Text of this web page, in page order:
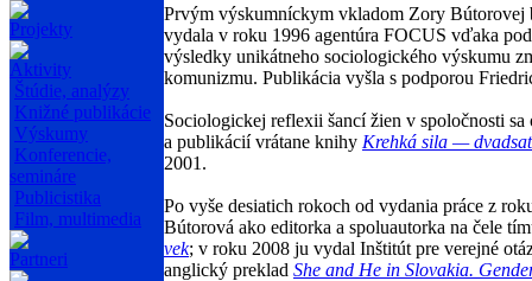
Projekty
Aktivity
Štúdie, analýzy
Knižné publikácie
Výskumy
Konferencie,
semináre
Publicistika
Film, multimedia
Partneri
Prvým výskumníckym vkladom Zory Bútorovej
vydala v roku 1996 agentúra FOCUS vďaka
výsledky unikátneho sociologického výskumu
komunizmu. Publikácia vyšla s podporou
Sociologickej reflexii šancí žien v spoločnosti
a publikácií vrátane knihy Krehká sila —
2001.
Po vyše desiatich rokoch od vydania práce z
Bútorová ako editorka a spoluautorka na čele
vek; v roku 2008 ju vydal Inštitút pre verejné
anglický preklad She and He in Slovakia.